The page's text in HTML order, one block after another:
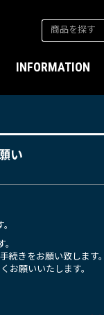
INFORMATION
い
続きをお願い致します。
お願いいたします。